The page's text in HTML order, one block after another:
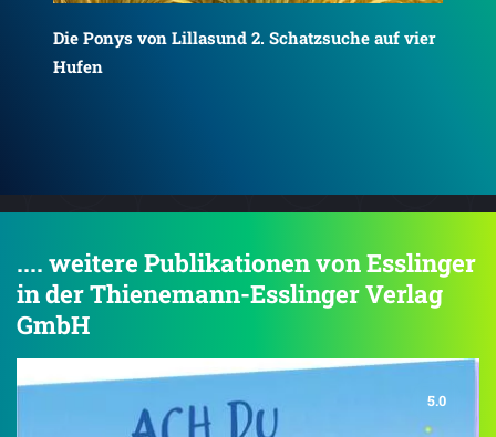
Die Ponys von Lillasund 3. Winterzauber im Stall
.... weitere Publikationen von Esslinger
in der Thienemann-Esslinger Verlag
GmbH
5.0